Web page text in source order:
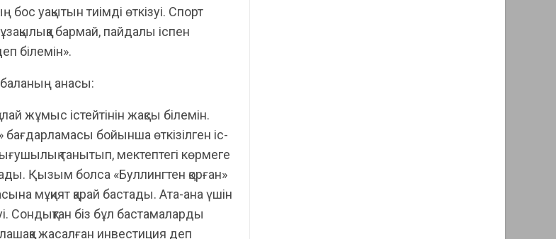
уақытын тиімді өткізуі. Спорт
бармай, пайдалы іспен
білемін».
анасы:
жұмыс істейтінін жақсы білемін.
бойынша өткізілген іс-
танытып, мектептегі көрмеге
Қызым болса «Буллингтен қорған»
мұқият қарай бастады. Ата-ана үшін
біз бұл бастамаларды
жасалған инвестиция деп